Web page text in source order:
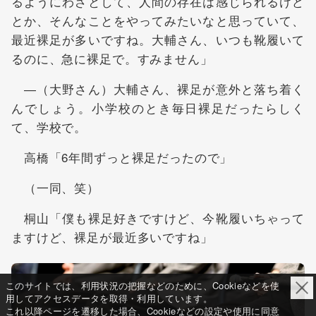
とか、そんなことをやってみたいなと思っていて、
最近裸足が多いですね。大輔さん、いつも靴履いて
るのに、急に裸足で。すみません」
―（大野さん）大輔さん、裸足が意外と落ち着く
んでしょう。小学校のとき毎日裸足だったらしく
て、学校で。
高橋「6年間ずっと裸足だったので」
（一同、笑）
桐山「僕も裸足好きですけど、今靴履いちゃって
ますけど、裸足が最近多いですね」
このサイトでは、利用状況の把握などのために、Cookieなどを使
用してアクセスデータを取得・利用しています。
これ以降ページを遷移した場合、Cookieなどの設定や使用に同意